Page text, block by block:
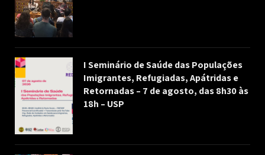
I Seminário de Saúde das Populações
Imigrantes, Refugiadas, Apátridas e
Retornadas – 7 de agosto, das 8h30 às
18h – USP